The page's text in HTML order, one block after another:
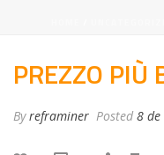
PREZZO PIÙ
Byreframiner Posted 8